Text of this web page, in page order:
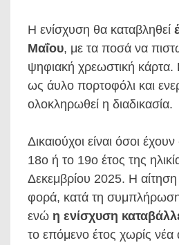
Η ενίσχυση θα καταβληθεί
Μαΐου, με τα ποσά να
ψηφιακή χρεωστική κάρτα.
ως άυλο πορτοφόλι και
ολοκληρωθεί η διαδικασία.
Δικαιούχοι είναι όσοι
18ο ή το 19ο έτος της
Δεκεμβρίου 2025. Η αίτηση
φορά, κατά τη
ενώ η ενίσχυση
το επόμενο έτος χωρίς νέα